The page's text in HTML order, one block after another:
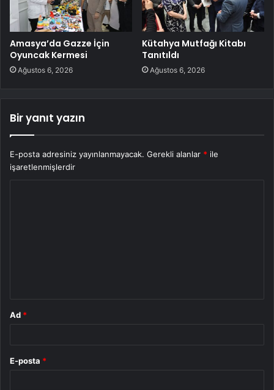
Amasya’da Gazze İçin
Oyuncak Kermesi
Ağustos 6, 2026
Kütahya Mutfağı Kitabı
Tanıtıldı
Ağustos 6, 2026
Bir yanıt yazın
E-posta adresiniz yayınlanmayacak. Gerekli alanlar * ile
işaretlenmişlerdir
Ad *
E-posta *